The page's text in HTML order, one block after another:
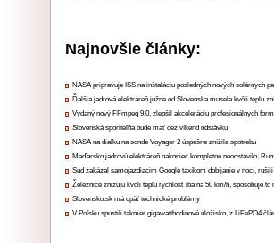
Najnovšie články:
NASA pripravuje ISS na inštaláciu posledných nových solárnych
Ďalšia jadrová elektráreň južne od Slovenska musela kvôli teplu
Vydaný nový FFmpeg 9.0, zlepšil akceleráciu profesionálnych
Slovenská sporiteľňa bude mať cez víkend odstávku
NASA na diaľku na sonde Voyager 2 úspešne znížila spotrebu
Maďarsko jadrovú elektráreň nakoniec kompletne neodstavilo,
Súd zakázal samojazdiacim Google taxíkom dobíjanie v noci,
Železnice znižujú kvôli teplu rýchlosť iba na 50 km/h, spôsobuje to
Slovensko.sk má opäť technické problémy
V Poľsku spustili takmer gigawatthodinové úložisko, z LiFePO4